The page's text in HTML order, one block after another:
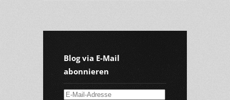
Blog via E-Mail
abonnieren
E-